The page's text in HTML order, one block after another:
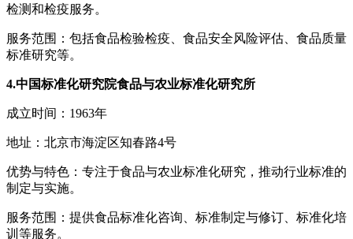
检测和检疫服务。
服务范围：包括食品检验检疫、食品安全风险评估、食品质量
标准研究等。
4.中国标准化研究院食品与农业标准化研究所
成立时间：1963年
地址：北京市海淀区知春路4号
优势与特色：专注于食品与农业标准化研究，推动行业标准的
制定与实施。
服务范围：提供食品标准化咨询、标准制定与修订、标准化培
训等服务。